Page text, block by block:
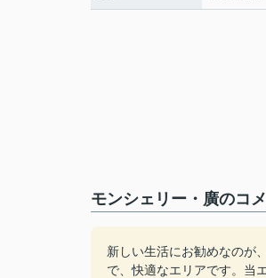
モンシェリー・廣のコ
新しい生活にお勧めなのが
で、快適なエリアです。当